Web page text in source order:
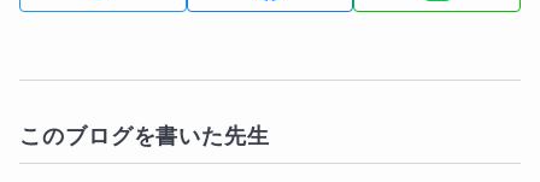
このブログを書いた先生